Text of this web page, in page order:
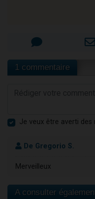
1 commentaire
Je veux être averti
De Gregorio S.
Merveilleux
A consulter